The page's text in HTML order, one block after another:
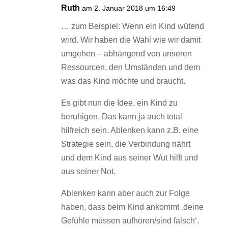
Ruth am 2. Januar 2018 um 16:49
… zum Beispiel: Wenn ein Kind wütend
wird. Wir haben die Wahl wie wir damit
umgehen – abhängend von unseren
Ressourcen, den Umständen und dem
was das Kind möchte und braucht.
Es gibt nun die Idee, ein Kind zu
beruhigen. Das kann ja auch total
hilfreich sein. Ablenken kann z.B. eine
Strategie sein, die Verbindung nährt
und dem Kind aus seiner Wut hilft und
aus seiner Not.
Ablenken kann aber auch zur Folge
haben, dass beim Kind ankommt ‚deine
Gefühle müssen aufhören/sind falsch‘.